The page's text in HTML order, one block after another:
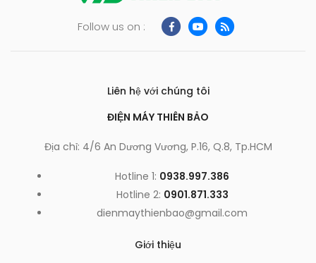
Follow us on :
Liên hệ với chúng tôi
ĐIỆN MÁY THIÊN BẢO
Địa chỉ: 4/6 An Dương Vương, P.16, Q.8, Tp.HCM
Hotline 1: 0938.997.386
Hotline 2: 0901.871.333
dienmaythienbao@gmail.com
Giới thiệu